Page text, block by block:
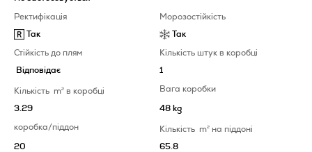
Ректифікація
Так
Морозостійкість
Так
Стійкість до плям
Відповідає
Кількість штук в коробці
1
Кількість m2 в коробці
3.29
Вага коробки
48 kg
коробка/піддон
20
Кількістьm2 на піддоні
65.8